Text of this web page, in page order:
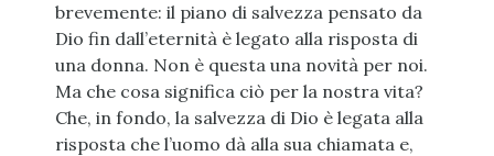
brevemente: il piano di salvezza pensato da
Dio fin dall’eternità è legato alla risposta di
una donna. Non è questa una novità per noi.
Ma che cosa significa ciò per la nostra vita?
Che, in fondo, la salvezza di Dio è legata alla
risposta che l’uomo dà alla sua chiamata e,